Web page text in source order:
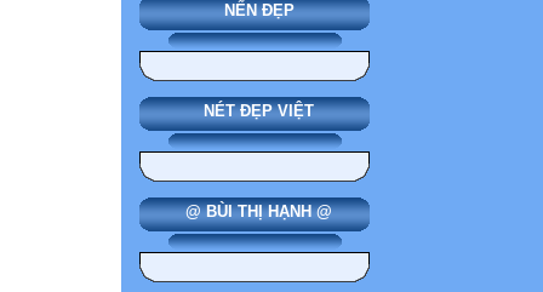
NẾN ĐẸP
NÉT ĐẸP VIỆT
@ BÙI THỊ HẠNH @